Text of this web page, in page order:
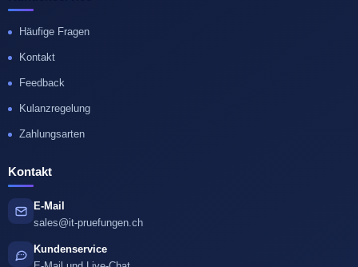
Häufige Fragen
Kontakt
Feedback
Kulanzregelung
Zahlungsarten
Kontakt
E-Mail
sales@it-pruefungen.ch
Kundenservice